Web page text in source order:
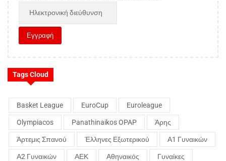
Tags Cloud
Basket League EuroCup Euroleague
Olympiacos Panathinaikos OPAP Άρης
Άρτεμις Σπανού Έλληνες Εξωτερικού Α1 Γυναικών
Α2 Γυναικών ΑΕΚ Αθηναικός Γυναίκες